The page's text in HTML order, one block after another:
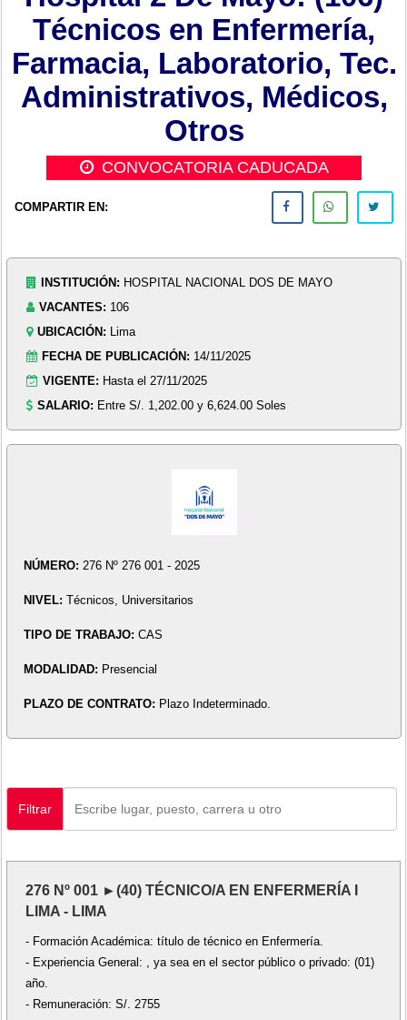
Técnicos en Enfermería,
Farmacia, Laboratorio, Tec.
Administrativos, Médicos,
Otros
CONVOCATORIA CADUCADA
COMPARTIR EN:
INSTITUCIÓN: HOSPITAL NACIONAL DOS DE MAYO
VACANTES: 106
UBICACIÓN: Lima
FECHA DE PUBLICACIÓN: 14/11/2025
VIGENTE: Hasta el 27/11/2025
SALARIO: Entre S/. 1,202.00 y 6,624.00 Soles
NÚMERO: 276 Nº 276 001 - 2025
NIVEL: Técnicos, Universitarios
TIPO DE TRABAJO: CAS
MODALIDAD: Presencial
PLAZO DE CONTRATO: Plazo Indeterminado.
Filtrar
276 Nº 001 ►(40) TÉCNICO/A EN ENFERMERÍA I
LIMA - LIMA
- Formación Académica: título de técnico en Enfermería.
- Experiencia General: , ya sea en el sector público o privado: (01)
año.
- Remuneración: S/. 2755